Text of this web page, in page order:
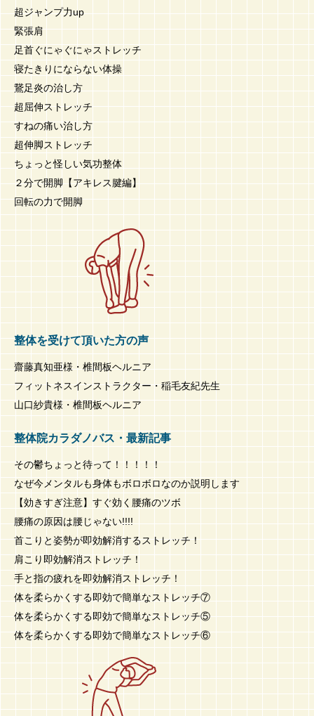
超ジャンプ力up
緊張肩
足首ぐにゃぐにゃストレッチ
寝たきりにならない体操
鵞足炎の治し方
超屈伸ストレッチ
すねの痛い治し方
超伸脚ストレッチ
ちょっと怪しい気功整体
２分で開脚【アキレス腱編】
回転の力で開脚
整体を受けて頂いた方の声
齋藤真知亜様・椎間板ヘルニア
フィットネスインストラクター・稲毛友紀先生
山口紗貴様・椎間板ヘルニア
整体院カラダノバス・最新記事
その鬱ちょっと待って！！！！！
なぜ今メンタルも身体もボロボロなのか説明します
【効きすぎ注意】すぐ効く腰痛のツボ
腰痛の原因は腰じゃない!!!!
首こりと姿勢が即効解消するストレッチ！
肩こり即効解消ストレッチ！
手と指の疲れを即効解消ストレッチ！
体を柔らかくする即効で簡単なストレッチ⑦
体を柔らかくする即効で簡単なストレッチ⑤
体を柔らかくする即効で簡単なストレッチ⑥